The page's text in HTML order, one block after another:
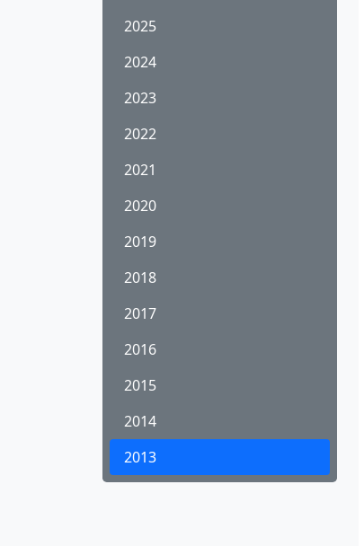
2025
2024
2023
2022
2021
2020
2019
2018
2017
2016
2015
2014
2013